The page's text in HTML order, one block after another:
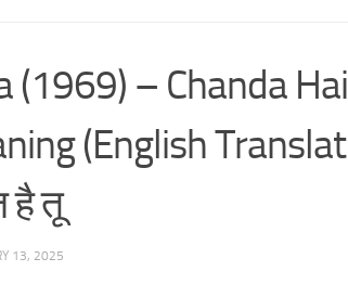
(1969) – Chanda
(English
है तू
13, 2025